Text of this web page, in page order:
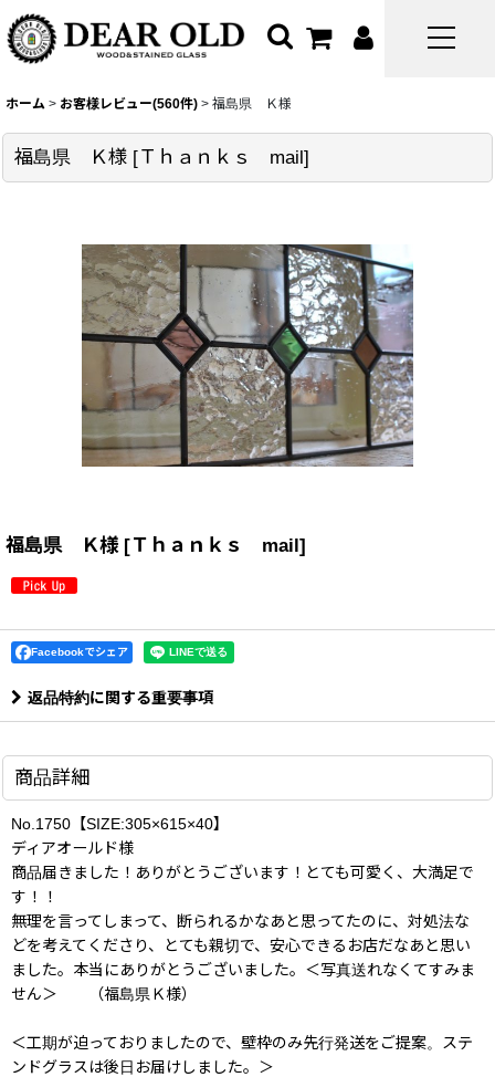
ホーム > お客様レビュー(560件) > 福島県 Ｋ様
福島県 Ｋ様 [Ｔｈａｎｋｓ mail]
福島県 Ｋ様 [Ｔｈａｎｋｓ mail]
Facebookでシェア
返品特約に関する重要事項
商品詳細
No.1750【SIZE:305×615×40】
ディアオールド様
商品届きました！ありがとうございます！とても可愛く、大満足で
す！！
無理を言ってしまって、断られるかなあと思ってたのに、対処法な
どを考えてくださり、とても親切で、安心できるお店だなあと思い
ました。本当にありがとうございました。＜写真送れなくてすみま
せん＞ （福島県Ｋ様）
＜工期が迫っておりましたので、壁枠のみ先行発送をご提案。ステ
ンドグラスは後日お届けしました。＞